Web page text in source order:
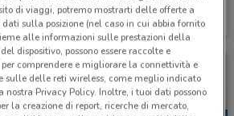
288 m Scade domani 288 m
di viaggi, potremo mostrarti delle offerte a
sulla posizione (nel caso in cui abbia fornito
alle informazioni sulle prestazioni della
dispositivo, possono essere raccolte e
comprendere e migliorare la connettività e
sulle delle reti wireless, come meglio indicato
Privacy Policy. Inoltre, i tuoi dati possono
la creazione di report, ricerche di mercato,